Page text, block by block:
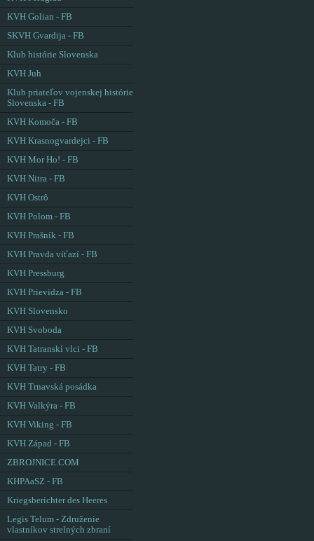
KVH Golian - FB
SKVH Gvardija - FB
Klub histórie Slovenska
KVH Juh
Klub priateľov vojenskej histórie
Slovenska - FB
KVH Komoča - FB
KVH Krasnogvardejci - FB
KVH Mor Ho! - FB
KVH Nitra - FB
KVH Ostrô
KVH Polom - FB
KVH Prašník - FB
KVH Pravda víťazí - FB
KVH Pressburg
KVH Prievidza - FB
KVH Slovensko
KVH Svoboda
KVH Tatranskí vlci - FB
KVH Tatry - FB
KVH Trnavská posádka
KVH Valkýra - FB
KVH Viking - FB
KVH Západ - FB
ZBROJNICE.COM
KHPAaSZ - FB
Kriegsberichter des Heeres
Legis Telum - Združenie
vlastníkov strelných zbraní